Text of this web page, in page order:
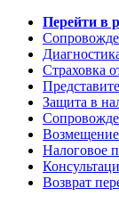
Перейти в
Страховка
Защита в
Налоговое
Возврат